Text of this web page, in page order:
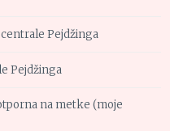
Pejdžinga
Pejdžinga
na metke (moje